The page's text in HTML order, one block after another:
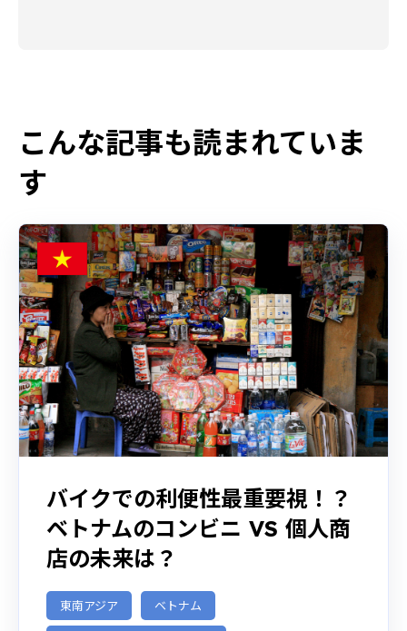
こんな記事も読まれていま
す
バイクでの利便性最重要視！？
ベトナムのコンビニ VS 個人商
店の未来は？
東南アジア ベトナム